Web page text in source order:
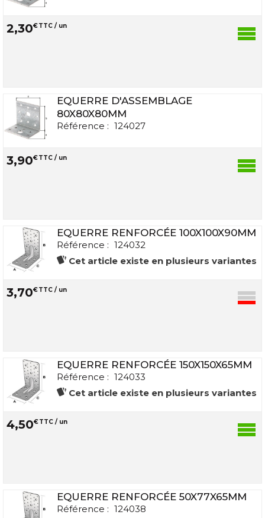
2,30€TTC / un
EQUERRE D'ASSEMBLAGE
80X80X80MM
Référence : 124027
3,90€TTC / un
EQUERRE RENFORCÉE 100X100X90MM
Référence : 124032
Cet article existe en plusieurs variantes
3,70€TTC / un
EQUERRE RENFORCÉE 150X150X65MM
Référence : 124033
Cet article existe en plusieurs variantes
4,50€TTC / un
EQUERRE RENFORCÉE 50X77X65MM
Référence : 124038